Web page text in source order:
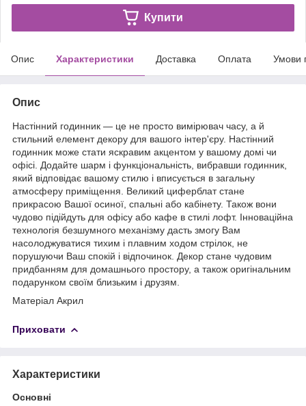
Купити
Опис Характеристики Доставка Оплата Умови
Опис
Настінний годинник — це не просто вимірювач часу, а й
стильний елемент декору для вашого інтер'єру. Настінний
годинник може стати яскравим акцентом у вашому домі чи
офісі. Додайте шарм і функціональність, вибравши годинник,
який відповідає вашому стилю і вписується в загальну
атмосферу приміщення. Великий циферблат стане
прикрасою Вашої осиної, спальні або кабінету. Також вони
чудово підійдуть для офісу або кафе в стилі лофт. Інноваційна
технологія безшумного механізму дасть змогу Вам
насолоджуватися тихим і плавним ходом стрілок, не
порушуючи Ваш спокій і відпочинок. Декор стане чудовим
придбанням для домашнього простору, а також оригінальним
подарунком своїм близьким і друзям.
Матеріал Акрил
Приховати
Характеристики
Основні